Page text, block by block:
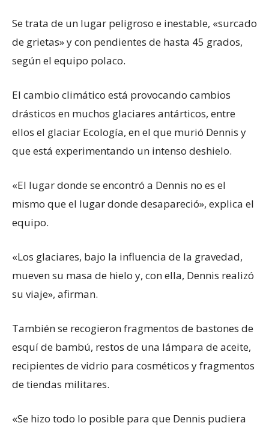
Se trata de un lugar peligroso e inestable, «surcado
de grietas» y con pendientes de hasta 45 grados,
según el equipo polaco.
El cambio climático está provocando cambios
drásticos en muchos glaciares antárticos, entre
ellos el glaciar Ecología, en el que murió Dennis y
que está experimentando un intenso deshielo.
«El lugar donde se encontró a Dennis no es el
mismo que el lugar donde desapareció», explica el
equipo.
«Los glaciares, bajo la influencia de la gravedad,
mueven su masa de hielo y, con ella, Dennis realizó
su viaje», afirman.
También se recogieron fragmentos de bastones de
esquí de bambú, restos de una lámpara de aceite,
recipientes de vidrio para cosméticos y fragmentos
de tiendas militares.
«Se hizo todo lo posible para que Dennis pudiera